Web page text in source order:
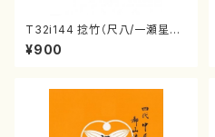
T32i144 捻竹（尺八/一瀬星山/
尺八/都山式譜）都山流公刊楽譜
曲番:593
¥900